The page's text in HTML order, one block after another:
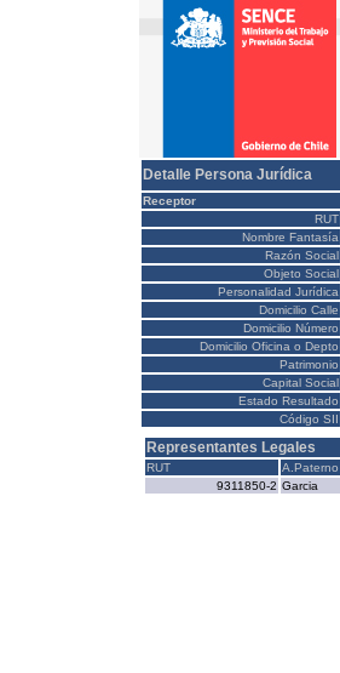
Detalle Persona Jurídica
Receptor
RUT
Nombre Fantasía
Razón Social
Objeto Social
Personalidad Jurídica
Domicilio Calle
Domicilio Número
Domicilio Oficina o Depto
Patrimonio
Capital Social
Estado Resultado
Código SII
Representantes Legales
RUT A.Paterno
9311850-2 Garcia